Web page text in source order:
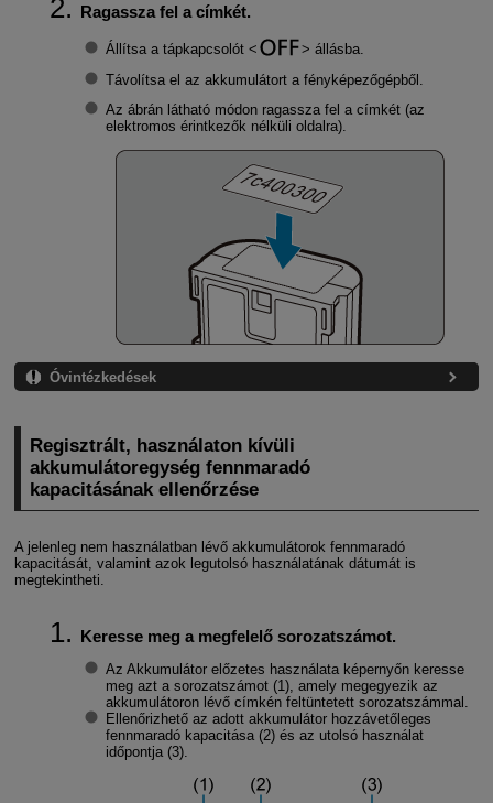
Ragassza fel a címkét.
Állítsa a tápkapcsolót
állásba.
Távolítsa el az akkumulátort a fényképezőgépből.
Az ábrán látható módon ragassza fel a címkét (az
elektromos érintkezők nélküli oldalra).
Óvintézkedések
Regisztrált, használaton kívüli
akkumulátoregység fennmaradó
kapacitásának ellenőrzése
A jelenleg nem használatban lévő akkumulátorok fennmaradó
kapacitását, valamint azok legutolsó használatának dátumát is
megtekintheti.
Keresse meg a megfelelő sorozatszámot.
Az Akkumulátor előzetes használata képernyőn keresse
meg azt a sorozatszámot (1), amely megegyezik az
akkumulátoron lévő címkén feltüntetett sorozatszámmal.
Ellenőrizhető az adott akkumulátor hozzávetőleges
fennmaradó kapacitása (2) és az utolsó használat
időpontja (3).